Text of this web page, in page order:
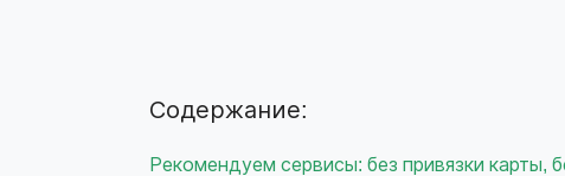
Содержание:
Рекомендуем сервисы: без привязки карты,